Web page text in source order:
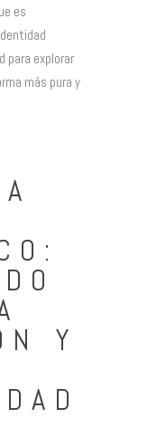
es
para explorar
más pura y
Y